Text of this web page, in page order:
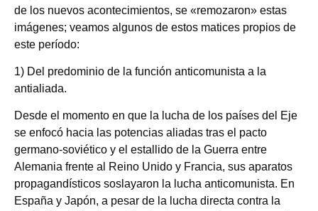
de los nuevos acontecimientos, se «remozaron» estas
imágenes; veamos algunos de estos matices propios de
este período:
1) Del predominio de la función anticomunista a la
antialiada.
Desde el momento en que la lucha de los países del Eje
se enfocó hacia las potencias aliadas tras el pacto
germano-soviético y el estallido de la Guerra entre
Alemania frente al Reino Unido y Francia, sus aparatos
propagandísticos soslayaron la lucha anticomunista. En
España y Japón, a pesar de la lucha directa contra la